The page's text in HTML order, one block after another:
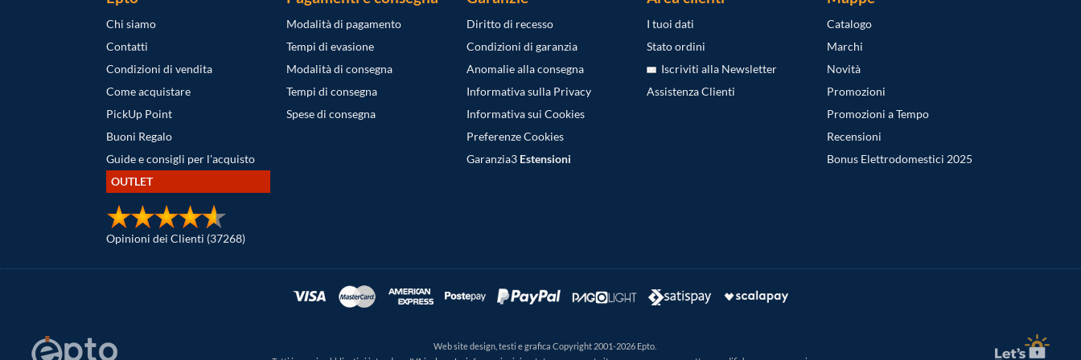
Chi siamo
Contatti
Condizioni di vendita
Come acquistare
PickUp Point
Buoni Regalo
Guide e consigli per l'acquisto
OUTLET
Opinioni dei Clienti (37268)
Modalità di pagamento
Tempi di evasione
Modalità di consegna
Tempi di consegna
Spese di consegna
Diritto di recesso
Condizioni di garanzia
Anomalie alla consegna
Informativa sulla Privacy
Informativa sui Cookies
Preferenze Cookies
Garanzia3 Estensioni
I tuoi dati
Stato ordini
Iscriviti alla Newsletter
Assistenza Clienti
Catalogo
Marchi
Novità
Promozioni
Promozioni a Tempo
Recensioni
Bonus Elettrodomestici 2025
Web site design, testi e grafica Copyright 2001-2026 Epto.